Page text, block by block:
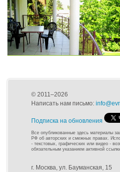
© 2011–2026
Написать нам письмо:
Подписка на обновления
Все опубликованные здесь материалы
РФ об авторских и смежных правах.
- текстовых, графических или видео -
обязательным указанием активной
г. Москва, ул. Бауманская, 15